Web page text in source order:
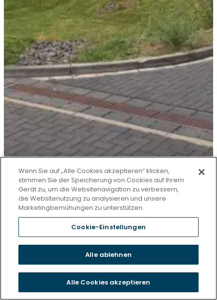
Wenn Sie auf „Alle Cookies akzeptieren“ klicken,
stimmen Sie der Speicherung von Cookies auf Ihrem
Gerät zu, um die Websitenavigation zu verbessern,
die Websitenutzung zu analysieren und unsere
Marketingbemühungen zu unterstützen.
Cookie-Einstellungen
Alle ablehnen
Alle Cookies akzeptieren